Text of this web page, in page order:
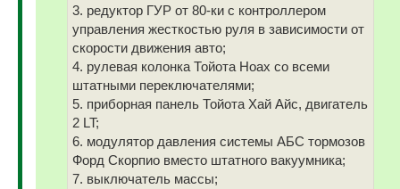
3. редуктор ГУР от 80-ки с контроллером
управления жесткостью руля в зависимости от
скорости движения авто;
4. рулевая колонка Тойота Ноах со всеми
штатными переключателями;
5. приборная панель Тойота Хай Айс, двигатель
2 LT;
6. модулятор давления системы АБС тормозов
Форд Скорпио вместо штатного вакуумника;
7. выключатель массы;